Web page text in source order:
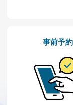
事前予約